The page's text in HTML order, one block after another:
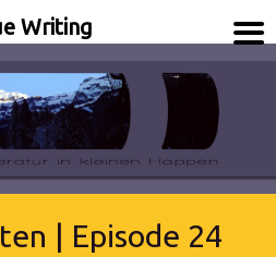
| Episode 24
Writing